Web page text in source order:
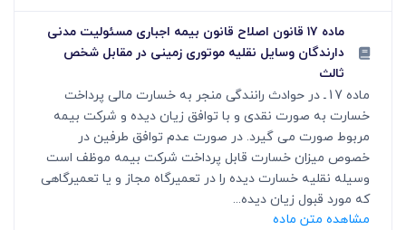
ماده ۱۷ قانون اصلاح قانون بیمه اجباری مسئولیت مدنی
دارندگان وسایل نقلیه موتوری زمینی در مقابل شخص
ثالث
ماده 17ـ در حوادث رانندگی منجر به خسارت مالی پرداخت
خسارت به صورت نقدی و با توافق زیان دیده و شرکت بیمه
مربوط صورت می گیرد. در صورت عدم توافق طرفین در
خصوص میزان خسارت قابل پرداخت شرکت بیمه موظف است
وسیله نقلیه خسارت دیده را در تعمیرگاه مجاز و یا تعمیرگاهی
که مورد قبول زیان دیده...
مشاهده متن ماده